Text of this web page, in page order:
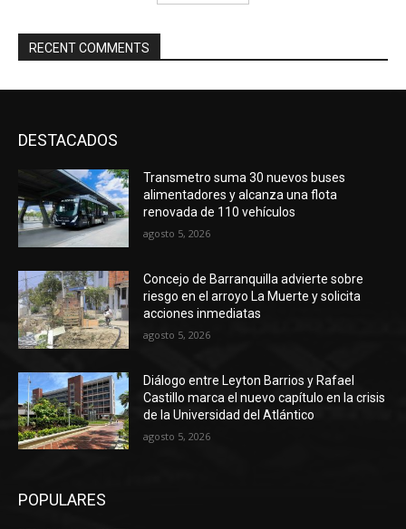
RECENT COMMENTS
DESTACADOS
Transmetro suma 30 nuevos buses
alimentadores y alcanza una flota
renovada de 110 vehículos
agosto 5, 2026
Concejo de Barranquilla advierte sobre
riesgo en el arroyo La Muerte y solicita
acciones inmediatas
agosto 5, 2026
Diálogo entre Leyton Barrios y Rafael
Castillo marca el nuevo capítulo en la crisis
de la Universidad del Atlántico
agosto 5, 2026
POPULARES